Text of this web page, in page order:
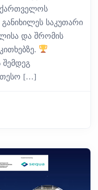
საკუთარი
და შრომის
შემდეგ
[…]